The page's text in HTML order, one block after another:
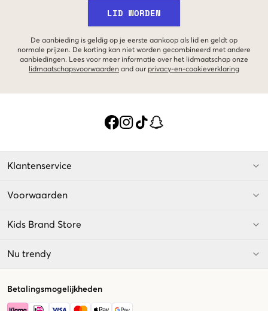
LID WORDEN
De aanbieding is geldig op je eerste aankoop als lid en geldt op
normale prijzen. De korting kan niet worden gecombineerd met andere
aanbiedingen. Lees voor meer informatie over het lidmaatschap onze
lidmaatschapsvoorwaarden and our privacy-en-cookieverklaring
Klantenservice
Voorwaarden
Kids Brand Store
Nu trendy
Betalingsmogelijkheden